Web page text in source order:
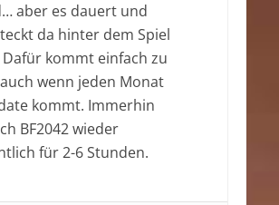
aber es dauert und
da hinter dem Spiel
kommt einfach zu
wenn jeden Monat
kommt. Immerhin
BF2042 wieder
für 2-6 Stunden.